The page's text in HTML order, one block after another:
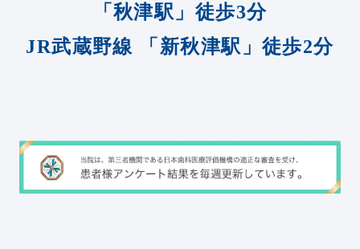
「秋津駅」徒歩3分
JR武蔵野線
「新秋津駅」徒歩2分